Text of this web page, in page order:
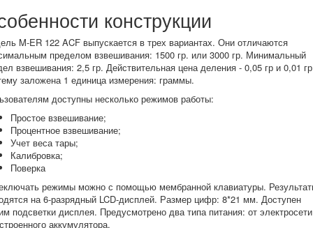
конструкции
M-ER 122 ACF выпускается в трех вариантах. Они отличаются
пределом взвешивания: 1500 гр. или 3000 гр. Минимальный
взвешивания: 2,5 гр. Действительная цена деления - 0,05 гр и 0,01
заложена 1 единица измерения: граммы.
доступны несколько режимов работы:
Простое взвешивание;
Процентное взвешивание;
Учет веса тары;
Калибровка;
Поверка
режимы можно с помощью мембранной клавиатуры.
на 6-разрядный LCD-дисплей. Размер цифр: 8*21 мм. Доступен
подсветки дисплея. Предусмотрено два типа питания: от
аккумулятора.